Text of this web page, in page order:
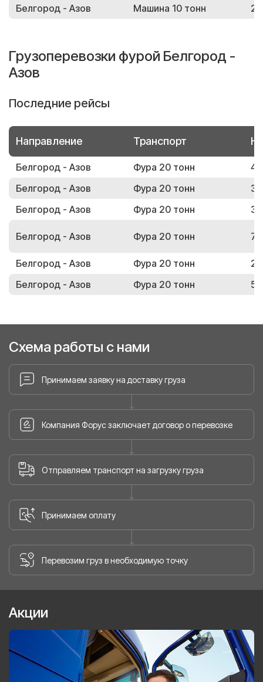
Белгород - Азов
Машина 10 тонн
Грузоперевозки фурой Белгород -
Азов
Последние рейсы
Направление Транспорт
Белгород - Азов Фура 20 тонн
Белгород - Азов
Фура 20 тонн
Белгород - Азов
Фура 20 тонн
Белгород - Азов Фура 20 тонн
Белгород - Азов Фура 20 тонн
Белгород - Азов
Фура 20 тонн
Схема работы с нами
Принимаем заявку на доставку груза
Компания Форус заключает договор о перевозке
Отправляем транспорт на загрузку груза
Принимаем оплату
Перевозим груз в необходимую точку
Акции